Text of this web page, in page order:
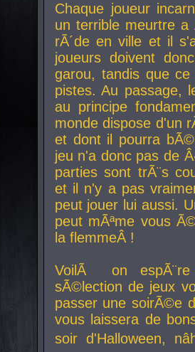
Chaque joueur
un terrible meurtre
rÃ´de en ville et il
joueurs doivent
garou, tandis que
pistes. Au passage,
au principe
monde dispose d'un
et dont il pourra
jeu n'a donc pas de
parties sont trÃ¨s
et il n'y a pas
peut jouer lui aussi.
peut mÃªme vous
la flemmeÂ !
VoilÃ on
sÃ©lection de jeux
passer une soirÃ©e
vous laissera de
soir d'Halloween,